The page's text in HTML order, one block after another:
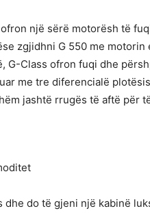
një sërë motorësh të
zgjidhni G 550 me
G-Class ofron fuqi dhe
me tre diferencialë
jashtë rrugës të aftë për
dhe do të gjeni një kabinë